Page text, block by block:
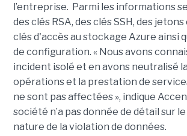
l’entreprise. Parmi les informations
des clés RSA, des clés SSH, des
clés d'accès au stockage Azure ainsi
de configuration. « Nous avons
incident isolé et en avons neutralisé
opérations et la prestation de
ne sont pas affectées », indique
société n’a pas donnée de détail sur
nature de la violation de données.